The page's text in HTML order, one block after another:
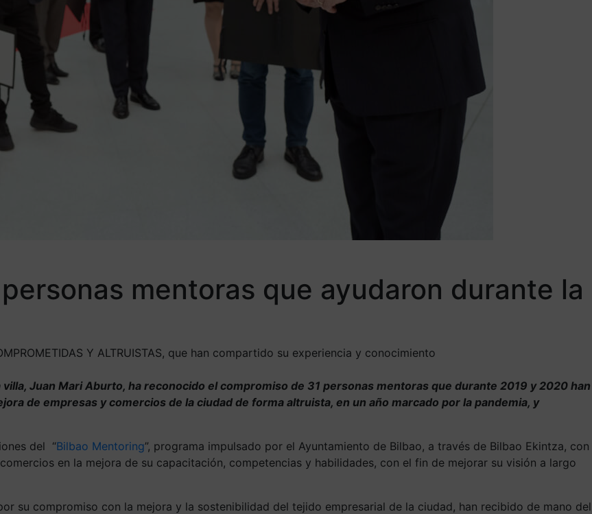
mentoras que ayudaron durante la
Y ALTRUISTAS, que han compartido su experiencia y conocimiento
villa, Juan Mari Aburto, ha reconocido el compromiso de 31 personas mentoras que durante 2019 y 2020 han
de empresas y comercios de la ciudad de forma altruista, en un año marcado por la pandemia, y
del “Bilbao Mentoring”, programa impulsado por el Ayuntamiento de Bilbao, a través de Bilbao Ekintza, con
en la mejora de su capacitación, competencias y habilidades, con el fin de mejorar su visión a largo
su compromiso con la mejora y la sostenibilidad del tejido empresarial de la ciudad, han recibido de mano del